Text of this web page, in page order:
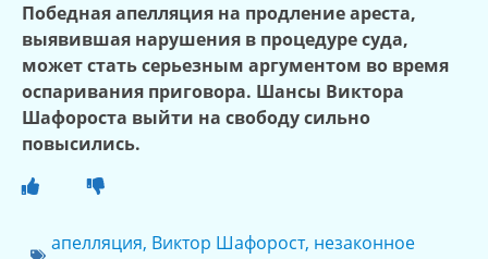
Победная апелляция на продление ареста,
выявившая нарушения в процедуре суда,
может стать серьезным аргументом во время
оспаривания приговора. Шансы Виктора
Шафороста выйти на свободу сильно
повысились.
апелляция, Виктор Шафорост, незаконное